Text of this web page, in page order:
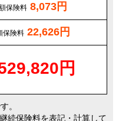
保険料 8,073円
保険料 22,626円
円
。
続保険料を表記・計算して